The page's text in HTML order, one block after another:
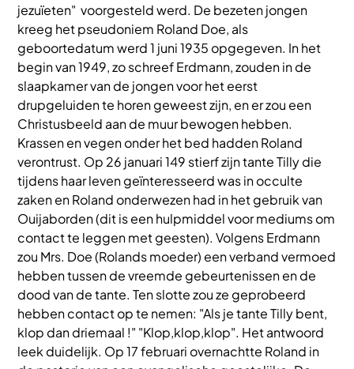
jezuïeten" voorgesteld werd. De bezeten jongen
kreeg het pseudoniem Roland Doe, als
geboortedatum werd 1 juni 1935 opgegeven. In het
begin van 1949, zo schreef Erdmann, zouden in de
slaapkamer van de jongen voor het eerst
drupgeluiden te horen geweest zijn, en er zou een
Christusbeeld aan de muur bewogen hebben.
Krassen en vegen onder het bed hadden Roland
verontrust. Op 26 januari 149 stierf zijn tante Tilly die
tijdens haar leven geïnteresseerd was in occulte
zaken en Roland onderwezen had in het gebruik van
Ouijaborden (dit is een hulpmiddel voor mediums om
contact te leggen met geesten). Volgens Erdmann
zou Mrs. Doe (Rolands moeder) een verband vermoed
hebben tussen de vreemde gebeurtenissen en de
dood van de tante. Ten slotte zou ze geprobeerd
hebben contact op te nemen: "Als je tante Tilly bent,
klop dan driemaal !" "Klop,klop,klop". Het antwoord
leek duidelijk. Op 17 februari overnachtte Roland in